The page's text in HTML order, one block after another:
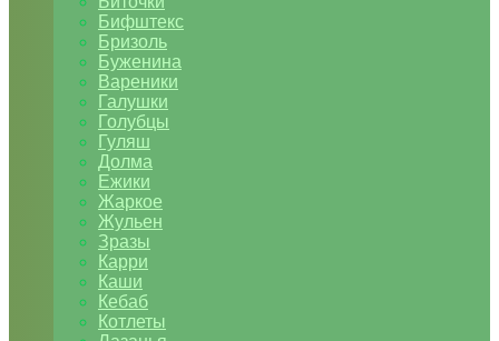
Бифштекс
Бризоль
Буженина
Вареники
Галушки
Голубцы
Гуляш
Долма
Ежики
Жаркое
Жульен
Зразы
Карри
Каши
Кебаб
Котлеты